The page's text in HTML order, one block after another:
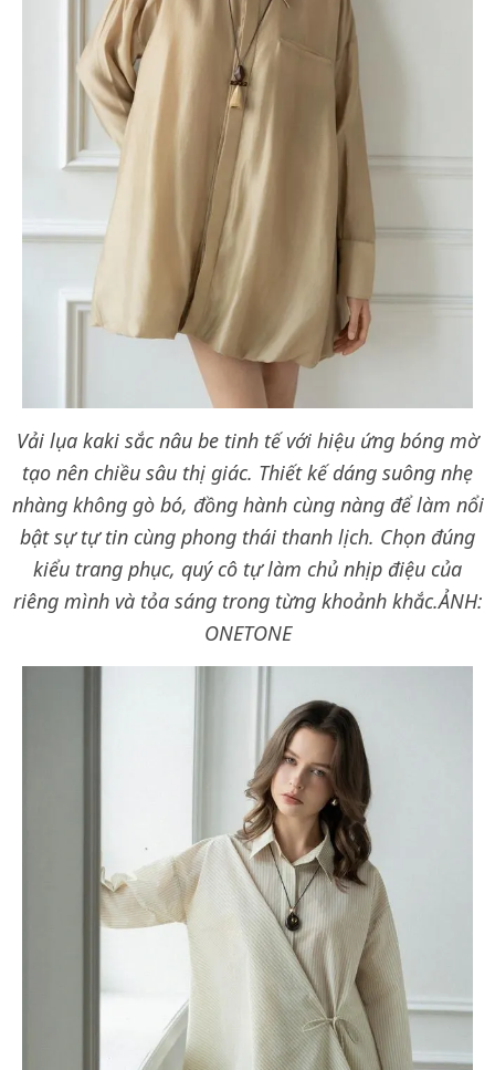
Vải lụa kaki sắc nâu be tinh tế với hiệu ứng bóng mờ
tạo nên chiều sâu thị giác. Thiết kế dáng suông nhẹ
nhàng không gò bó, đồng hành cùng nàng để làm nổi
bật sự tự tin cùng phong thái thanh lịch. Chọn đúng
kiểu trang phục, quý cô tự làm chủ nhịp điệu của
riêng mình và tỏa sáng trong từng khoảnh khắc.ẢNH:
ONETONE